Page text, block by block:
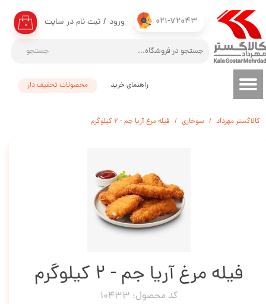
021-72043
جستجو
۰ ورود / ثبت نام در سایت
حساب کاربری من
تغییر گذر واژه
سفارشات
محصولات تحفیف دار راهنمای خرید
کالاگستر مهرداد سوخاری فیله مرغ آریا جم - 2 کیلوگرم
فیله مرغ آریا جم - 2 کیلوگرم
کد محصول: 10433